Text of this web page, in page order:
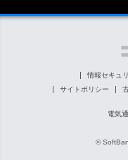
ESGの主な取り組み
外部評価・イニシアチ
ソフトバンク クルー採
情報セキュ
サイトポリシー
電気
©